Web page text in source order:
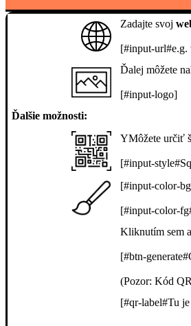
Zadajte svoj
[#input-
Ďalej môžete
[#input-logo]
Ďalšie možnosti:
YMôžete určiť
[#input-
[#input-color-
[#input-color-
Kliknutím sem
[#btn-
(Pozor: Kód
[#qr-label#Tu